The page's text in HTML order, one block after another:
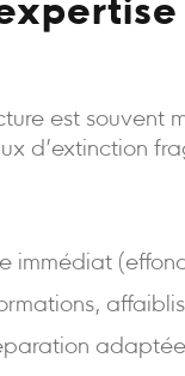
est souvent
d’extinction
immédiat